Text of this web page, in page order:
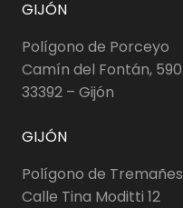
GIJÓN
Polígono de Porceyo
Camín del Fontán, 590
33392 – Gijón
GIJÓN
Polígono de Tremañes
Calle Tina Moditti 12